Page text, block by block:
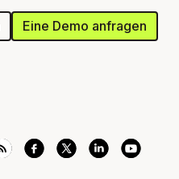
Eine Demo anfragen